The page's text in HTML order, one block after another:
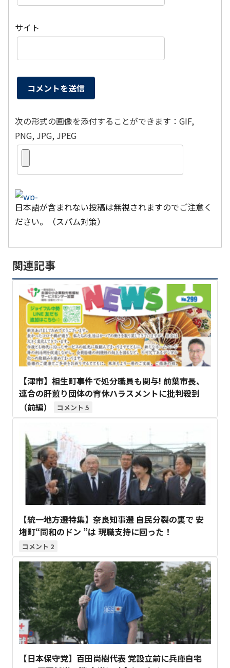
サイト
次の形式の画像を添付することができます：GIF,
PNG, JPG, JPEG
日本語が含まれない投稿は無視されますのでご注意く
ださい。（スパム対策）
関連記事
【津市】相生町事件で処分職員も関与! 前葉市長、
連合の肝煎り団体の育休ハラスメントに批判殺到
（前編）
5
【統一地方選特集】奈良知事選 自民分裂の裏で 安
堵町“同和のドン ”は 現職支持に回った！
2
【日本保守党】百田尚樹代表 党設立前に兵庫自宅